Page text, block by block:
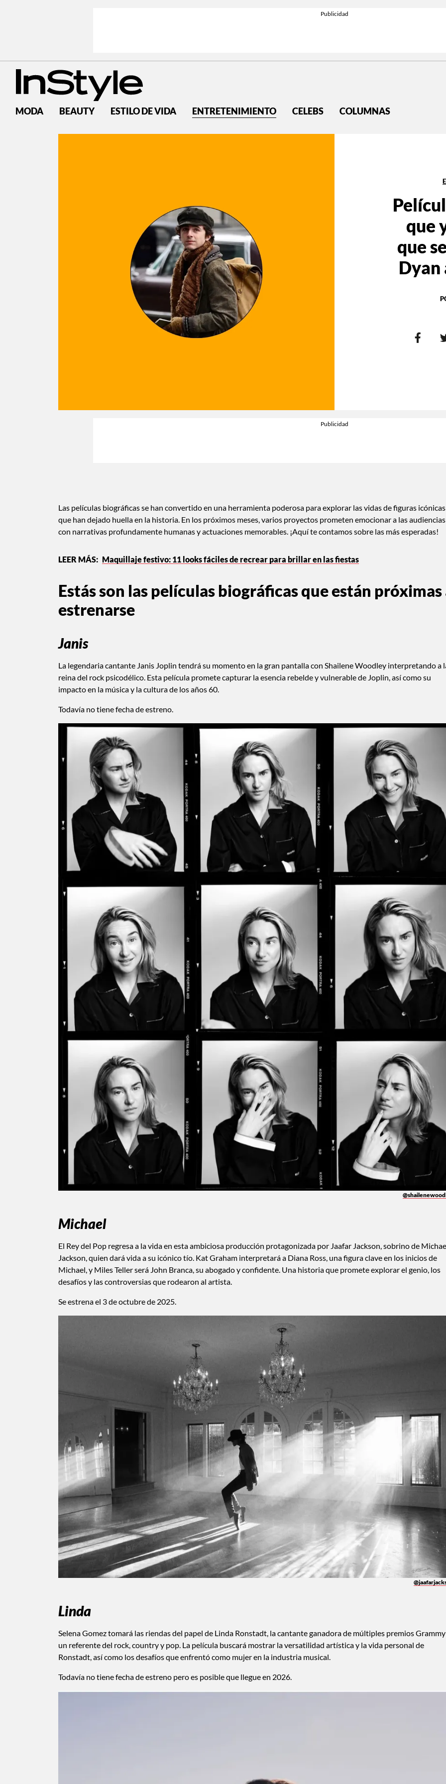
MODA BEAUTY ESTILO DE VIDA ENTRETENIMIENTO CELEBS COLUMNAS
que
que
Dyan
Las películas biográficas se han convertido en una herramienta poderosa para explorar las vidas de figuras icónicas
que han dejado huella en la historia. En los próximos meses, varios proyectos prometen emocionar a las audiencias
con narrativas profundamente humanas y actuaciones memorables. ¡Aquí te contamos sobre las más esperadas!
Maquillaje festivo: 11 looks fáciles de recrear para brillar en las fiestas
Estás son las películas biográficas que están próximas
estrenarse
Janis
La legendaria cantante Janis Joplin tendrá su momento en la gran pantalla con Shailene Woodley interpretando a
reina del rock psicodélico. Esta película promete capturar la esencia rebelde y vulnerable de Joplin, así como su
impacto en la música y la cultura de los años 60.
Todavía no tiene fecha de estreno.
Michael
El Rey del Pop regresa a la vida en esta ambiciosa producción protagonizada por Jaafar Jackson, sobrino de
Jackson, quien dará vida a su icónico tío. Kat Graham interpretará a Diana Ross, una figura clave en los inicios de
Michael, y Miles Teller será John Branca, su abogado y confidente. Una historia que promete explorar el genio, los
desafíos y las controversias que rodearon al artista.
Se estrena el 3 de octubre de 2025.
Linda
Selena Gomez tomará las riendas del papel de Linda Ronstadt, la cantante ganadora de múltiples premios
un referente del rock, country y pop. La película buscará mostrar la versatilidad artística y la vida personal de
Ronstadt, así como los desafíos que enfrentó como mujer en la industria musical.
Todavía no tiene fecha de estreno pero es posible que llegue en 2026.